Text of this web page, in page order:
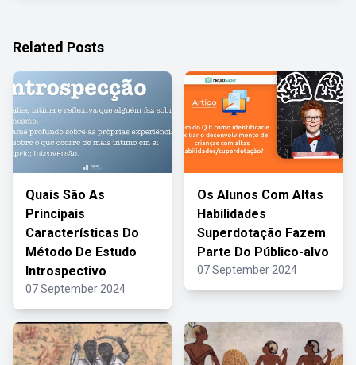
Related Posts
Quais São As
Principais
Características Do
Método De Estudo
Introspectivo
07 September 2024
Os Alunos Com Altas
Habilidades
Superdotação Fazem
Parte Do Público-alvo
07 September 2024